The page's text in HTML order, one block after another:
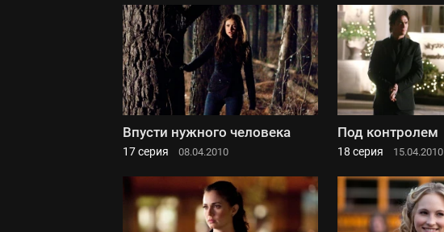
Впусти нужного человека
17 серия 08.04.2010
Под контролем
18 серия 15.04.2010